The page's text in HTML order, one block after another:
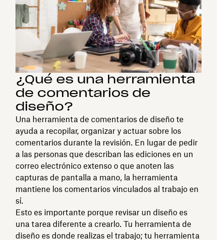
¿Qué es una herramienta
de comentarios de
diseño?
Una herramienta de comentarios de diseño te
ayuda a recopilar, organizar y actuar sobre los
comentarios durante la revisión. En lugar de pedir
a las personas que describan las ediciones en un
correo electrónico extenso o que anoten las
capturas de pantalla a mano, la herramienta
mantiene los comentarios vinculados al trabajo en
sí.
Esto es importante porque revisar un diseño es
una tarea diferente a crearlo. Tu herramienta de
diseño es donde realizas el trabajo; tu herramienta